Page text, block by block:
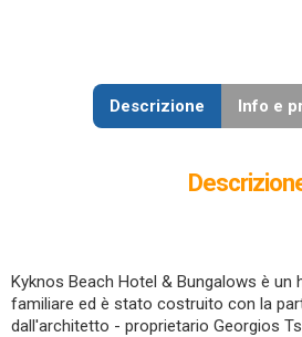
Descrizione Info e
Kyknos Beach Hotel & Bungalows è un
familiare ed è stato costruito con la
dall'architetto - proprietario Georgios